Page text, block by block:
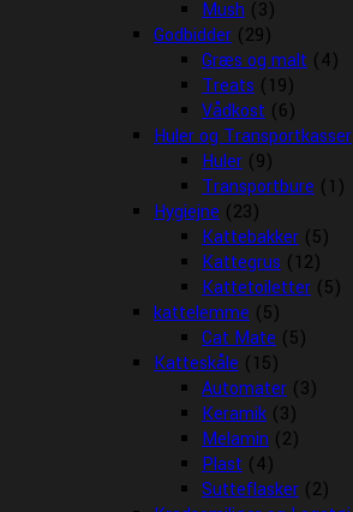
Mush (3)
Godbidder (29)
Græs og malt (4)
Treats (19)
Vådkost (6)
Huler og Transportkasser
Huler (9)
Transportbure (1)
Hygiejne (23)
Kattebakker (5)
Kattegrus (12)
Kattetoiletter (5)
kattelemme (5)
Cat Mate (5)
Katteskåle (15)
Automater (3)
Keramik (3)
Melamin (2)
Plast (4)
Sutteflasker (2)